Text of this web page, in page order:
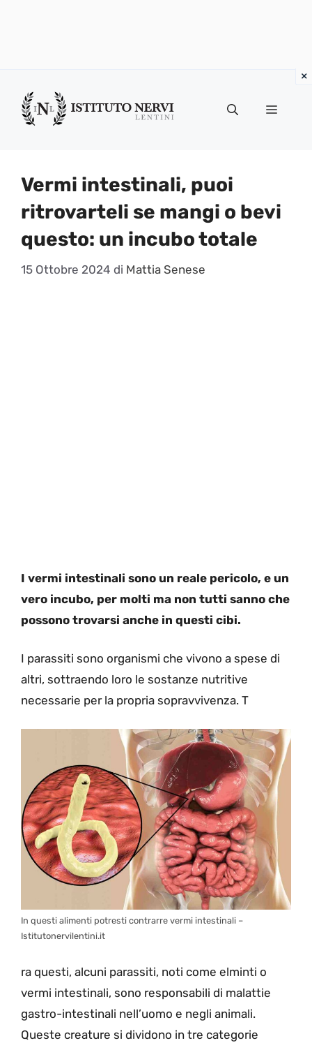
contenuto
Menu
Vermi intestinali, puoi
ritrovarteli se mangi o bevi
questo: un incubo totale
15 Ottobre 2024 di Mattia Senese
I vermi intestinali sono un reale pericolo, e un
vero incubo, per molti ma non tutti sanno che
possono trovarsi anche in questi cibi.
I parassiti sono organismi che vivono a spese di
altri, sottraendo loro le sostanze nutritive
necessarie per la propria sopravvivenza. T
In questi alimenti potresti contrarre vermi intestinali –
Istitutonervilentini.it
ra questi, alcuni parassiti, noti come elminti o
vermi intestinali, sono responsabili di malattie
gastro-intestinali nell’uomo e negli animali.
Queste creature si dividono in tre categorie